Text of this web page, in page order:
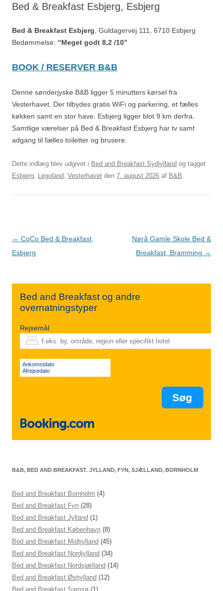
Bed & Breakfast Esbjerg, Esbjerg
Bed & Breakfast Esbjerg , Guldagervej 111, 6710 Esbjerg
Bedømmelse: “Meget godt 8,2 /10”
BOOK / RESERVER B&B
Denne sønderjyske B&B ligger 5 minutters kørsel fra
Vesterhavet. Der tilbydes gratis WiFi og parkering, et fælles
køkken samt en stor have. Esbjerg ligger blot 9 km derfra.
Samtlige værelser på Bed & Breakfast Esbjerg har tv samt
adgang til fælles toiletter og brusere.
Dette indlæg blev udgivet i Bed and Breakfast Sydjylland og tagget
Esbjerg Legoland Vesterhavet den 7. august 2026 af B&B
Indlægsnavigation
← CoCo Bed & Breakfast,
Esbjerg
Nørå Gamle Skole Bed &
Breakfast, Bramming →
Bed and Breakfast og andre
overnatningstyper
Rejsemål
Ankomstdato
Afrejsedato
B&B, BED AND BREAKFAST. JYLLAND, FYN, SJÆLLAND, BORNHOLM
Bed and Breakfast Bornholm (4)
Bed and Breakfast Fyn (28)
Bed and Breakfast Jylland (1)
Bed and Breakfast København (8)
Bed and Breakfast Midtjylland (45)
Bed and Breakfast Nordjylland (34)
Bed and Breakfast Nordsjælland (14)
Bed and Breakfast Østjylland (12)
Bed and Breakfast Samsø (1)